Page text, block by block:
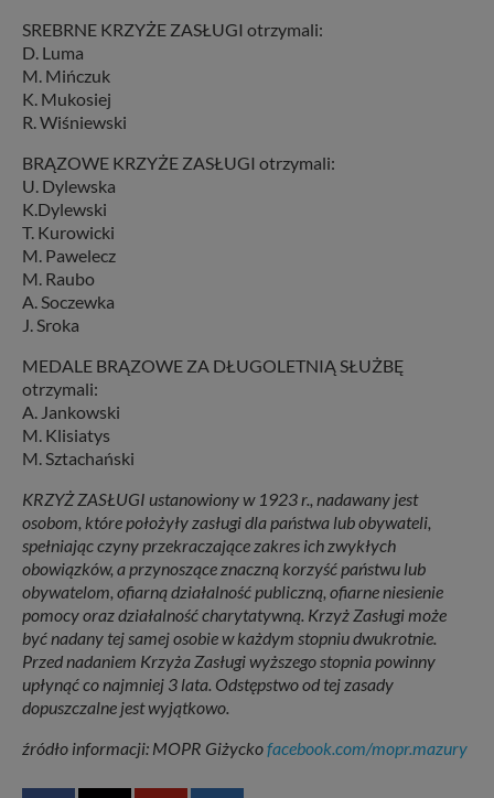
SREBRNE KRZYŻE ZASŁUGI otrzymali:
D. Luma
M. Mińczuk
K. Mukosiej
R. Wiśniewski
BRĄZOWE KRZYŻE ZASŁUGI otrzymali:
U. Dylewska
K.Dylewski
T. Kurowicki
M. Pawelecz
M. Raubo
A. Soczewka
J. Sroka
MEDALE BRĄZOWE ZA DŁUGOLETNIĄ SŁUŻBĘ
otrzymali:
A. Jankowski
M. Klisiatys
M. Sztachański
KRZYŻ ZASŁUGI ustanowiony w 1923 r., nadawany jest
osobom, które położyły zasługi dla państwa lub obywateli,
spełniając czyny przekraczające zakres ich zwykłych
obowiązków, a przynoszące znaczną korzyść państwu lub
obywatelom, ofiarną działalność publiczną, ofiarne niesienie
pomocy oraz działalność charytatywną. Krzyż Zasługi może
być nadany tej samej osobie w każdym stopniu dwukrotnie.
Przed nadaniem Krzyża Zasługi wyższego stopnia powinny
upłynąć co najmniej 3 lata. Odstępstwo od tej zasady
dopuszczalne jest wyjątkowo.
źródło informacji: MOPR Giżyckofacebook.com/mopr.mazury